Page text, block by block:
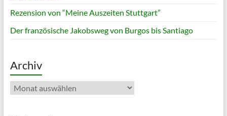
Rezension von “Meine Auszeiten Stuttgart”
Der französische Jakobsweg von Burgos bis Santiago
Archiv
Archiv